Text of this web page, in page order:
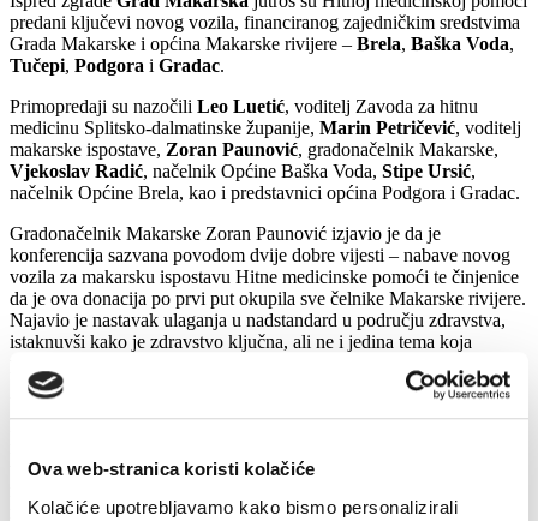
Ova web-stranica koristi kolačiće
Kolačiće upotrebljavamo kako bismo personalizirali
predani ključevi novog vozila, financiranog zajedničkim sredstvima
Grada Makarske i općina Makarske rivijere – Brela, Baška Voda,
Tučepi, Podgora i Gradac.
Primopredaji su nazočili Leo Luetić, voditelj Zavoda za hitnu
medicinu Splitsko-dalmatinske županije, Marin Petričević, voditelj
makarske ispostave, Zoran Paunović, gradonačelnik Makarske,
Vjekoslav Radić, načelnik Općine Baška Voda, Stipe Ursić,
načelnik Općine Brela, kao i predstavnici općina Podgora i Gradac.
Gradonačelnik Makarske Zoran Paunović izjavio je da je
konferencija sazvana povodom dvije dobre vijesti – nabave novog
vozila za makarsku ispostavu Hitne medicinske pomoći te činjenice
da je ova donacija po prvi put okupila sve čelnike Makarske rivijere.
Najavio je nastavak ulaganja u nadstandard u području zdravstva,
istaknuvši kako je zdravstvo ključna, ali ne i jedina tema koja
Voditelj Zavoda za hitnu medicinu Splitsko-dalmatinske županije
Leo Luetić zahvalio je gradonačelniku i načelnicima općina na
vozilo osnovno sredstvo rada te da će ova donacija, tim više što je
rad makarske ispostave. Dodao je kako Makarska trenutačno